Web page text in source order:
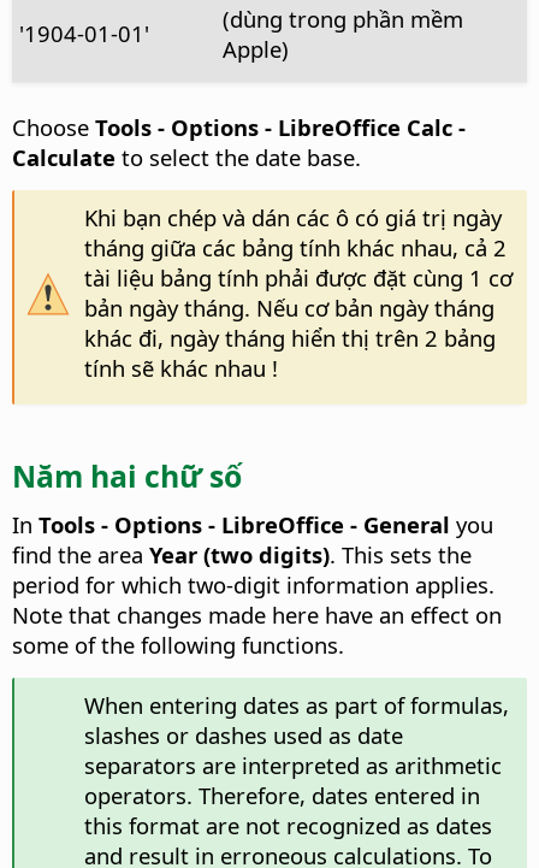
'1904-01-01'
(dùng trong phần mềm
Apple)
Choose Tools - Options - LibreOffice Calc -
Calculate to select the date base.
Khi bạn chép và dán các ô có giá trị ngày
tháng giữa các bảng tính khác nhau, cả 2
tài liệu bảng tính phải được đặt cùng 1 cơ
bản ngày tháng. Nếu cơ bản ngày tháng
khác đi, ngày tháng hiển thị trên 2 bảng
tính sẽ khác nhau !
Năm hai chữ số
In Tools - Options - LibreOffice - General you
find the area Year (two digits). This sets the
period for which two-digit information applies.
Note that changes made here have an effect on
some of the following functions.
When entering dates as part of formulas,
slashes or dashes used as date
separators are interpreted as arithmetic
operators. Therefore, dates entered in
this format are not recognized as dates
and result in erroneous calculations. To